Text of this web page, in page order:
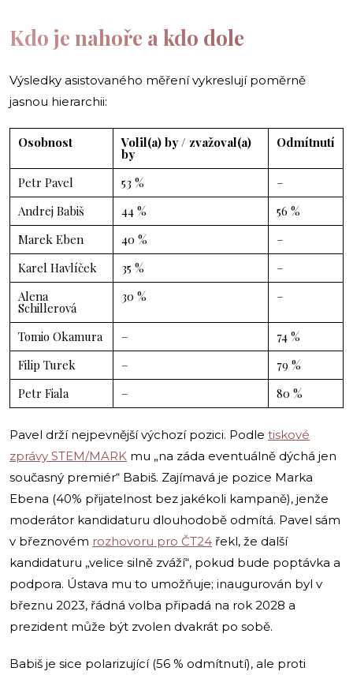
Kdo je nahoře a kdo dole
Výsledky asistovaného měření vykreslují poměrně
jasnou hierarchii:
Osobnost Volil(a) by / zvažoval(a)
by
Odmítnutí
Petr Pavel 53 %
–
Andrej Babiš
44 %
56 %
Marek Eben
40 %
–
Karel Havlíček
35 %
–
Alena
Schillerová
30 % –
Tomio Okamura –
74 %
Filip Turek
–
79 %
Petr Fiala
– 80 %
Pavel drží nejpevnější výchozí pozici. Podle tiskové
zprávy STEM/MARK mu „na záda eventuálně dýchá jen
současný premiér“ Babiš. Zajímavá je pozice Marka
Ebena (40% přijatelnost bez jakékoli kampaně), jenže
moderátor kandidaturu dlouhodobě odmítá. Pavel sám
v březnovém rozhovoru pro ČT24 řekl, že další
kandidaturu „velice silně zváží“, pokud bude poptávka a
podpora. Ústava mu to umožňuje; inaugurován byl v
březnu 2023, řádná volba připadá na rok 2028 a
prezident může být zvolen dvakrát po sobě.
Babiš je sice polarizující (56 % odmítnutí), ale proti